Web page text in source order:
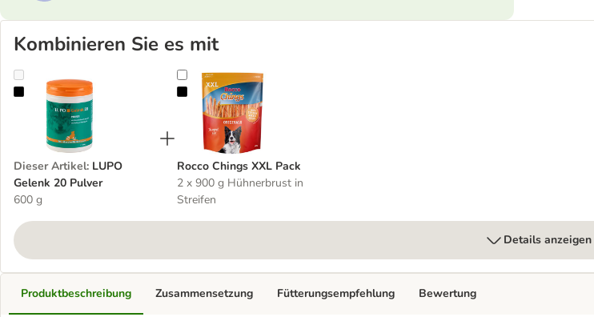
Kombinieren Sie es mit
LUPO Gelenk 20 Pulver
Dieser Artikel: LUPO
Gelenk 20 Pulver
600 g
Rocco Chings XXL Pack
Rocco Chings XXL Pack
2 x 900 g Hühnerbrust in
Streifen
Details anzeigen
Produktbeschreibung Zusammensetzung Fütterungsempfehlung Bewertung